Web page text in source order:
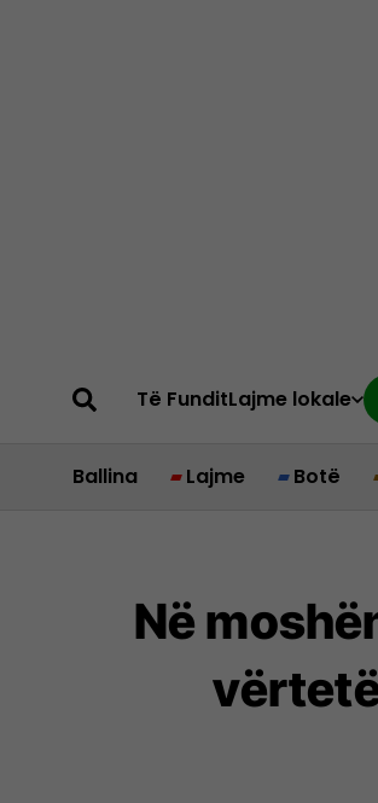
Të FunditLajme lokale
Ballina Lajme Botë
Në